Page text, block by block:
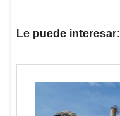
Le puede interesar: